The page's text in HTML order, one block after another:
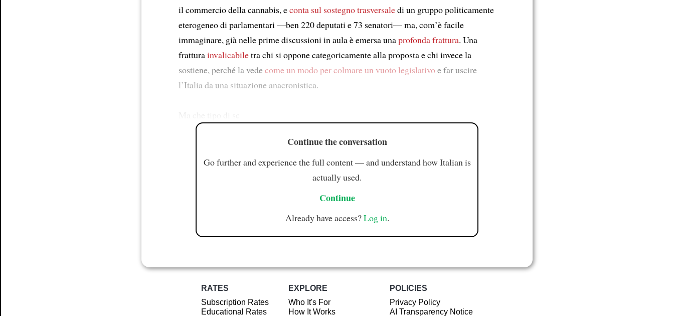
il commercio della cannabis, econta sul sostegno trasversaledi un gruppo politicamente
eterogeneo di parlamentari —ben 220 deputati e 73 senatori— ma, com’è facile
immaginare, già nelle prime discussioni in aula è emersa unaprofonda frattura. Una
fratturainvalicabiletra chi si oppone categoricamente alla proposta e chi invece la
sostiene, perché la vedecome un modo per colmare un vuoto legislativoe far uscire
l’Italia da una situazione anacronistica.
Continue the conversation
Go further and experience the full content — and understand how Italian is
actually used.
Continue
Already have access?Log in.
RATES
Subscription Rates
Educational Rates
EXPLORE
Who It's For
How It Works
POLICIES
Privacy Policy
AI Transparency Notice